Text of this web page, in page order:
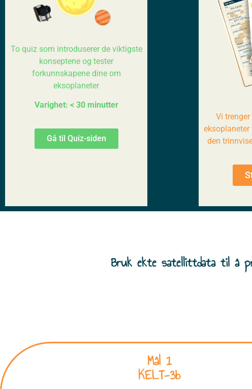
To quiz som introduserer de viktigste
konseptene og tester
forkunnskapene dine om
eksoplaneter
Varighet: < 30 minutter
Gå til Quiz-siden
Vi
den
Bruk ekte satellittdata til å
Mål 1
KELT-3b